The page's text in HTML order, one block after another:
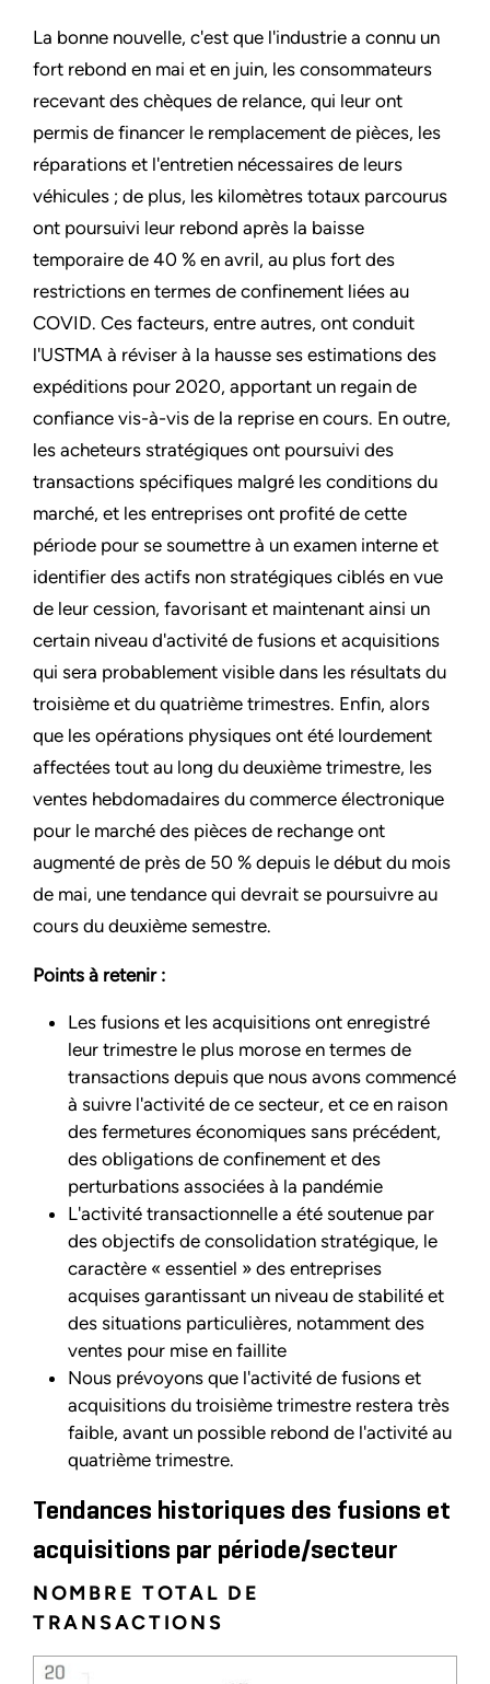
La bonne nouvelle, c'est que l'industrie a connu un
fort rebond en mai et en juin, les consommateurs
recevant des chèques de relance, qui leur ont
permis de financer le remplacement de pièces, les
réparations et l'entretien nécessaires de leurs
véhicules ; de plus, les kilomètres totaux parcourus
ont poursuivi leur rebond après la baisse
temporaire de 40 % en avril, au plus fort des
restrictions en termes de confinement liées au
COVID. Ces facteurs, entre autres, ont conduit
l'USTMA à réviser à la hausse ses estimations des
expéditions pour 2020, apportant un regain de
confiance vis-à-vis de la reprise en cours. En outre,
les acheteurs stratégiques ont poursuivi des
transactions spécifiques malgré les conditions du
marché, et les entreprises ont profité de cette
période pour se soumettre à un examen interne et
identifier des actifs non stratégiques ciblés en vue
de leur cession, favorisant et maintenant ainsi un
certain niveau d'activité de fusions et acquisitions
qui sera probablement visible dans les résultats du
troisième et du quatrième trimestres. Enfin, alors
que les opérations physiques ont été lourdement
affectées tout au long du deuxième trimestre, les
ventes hebdomadaires du commerce électronique
pour le marché des pièces de rechange ont
augmenté de près de 50 % depuis le début du mois
de mai, une tendance qui devrait se poursuivre au
cours du deuxième semestre.
Points à retenir :
Les fusions et les acquisitions ont enregistré
leur trimestre le plus morose en termes de
transactions depuis que nous avons commencé
à suivre l'activité de ce secteur, et ce en raison
des fermetures économiques sans précédent,
des obligations de confinement et des
perturbations associées à la pandémie
L'activité transactionnelle a été soutenue par
des objectifs de consolidation stratégique, le
caractère « essentiel » des entreprises
acquises garantissant un niveau de stabilité et
des situations particulières, notamment des
ventes pour mise en faillite
Nous prévoyons que l'activité de fusions et
acquisitions du troisième trimestre restera très
faible, avant un possible rebond de l'activité au
quatrième trimestre.
Tendances historiques des fusions et
acquisitions par période/secteur
NOMBRE TOTAL DE
TRANSACTIONS